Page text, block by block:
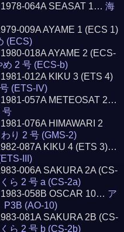
1978-064A SEASAT 1…海
009A AYAME 1 (ECS 1)
(ECS)
018A AYAME 2 (ECS-
2 号 (ECS-b)
012A KIKU 3 (ETS 4)
(ETS-IV)
057A METEOSAT 2…
号
076A HIMAWARI 2
り 2 号 (GMS-2)
087A KIKU 4 (ETS 3)…
III)
006A SAKURA 2A (CS-
ら 2 号 a (CS-2a)
058B OSCAR 10… ア
P3B (AO-10)
081A SAKURA 2B (CS-
ら 2 号 b (CS-2b)